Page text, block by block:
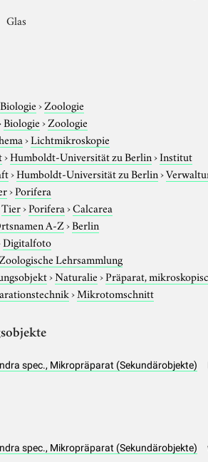
Glas
Biologie›Zoologie
Biologie›Zoologie
›Lichtmikroskopie
›Humboldt-Universität zu Berlin›Institut
›Humboldt-Universität zu Berlin›
›Porifera
Tier›Porifera›Calcarea
A-Z›Berlin
Digitalfoto
Lehrsammlung
›Naturalie›Präparat,
›Mikrotomschnitt
spec., Mikropräparat (Sekundärobjekte)
spec., Mikropräparat (Sekundärobjekte)